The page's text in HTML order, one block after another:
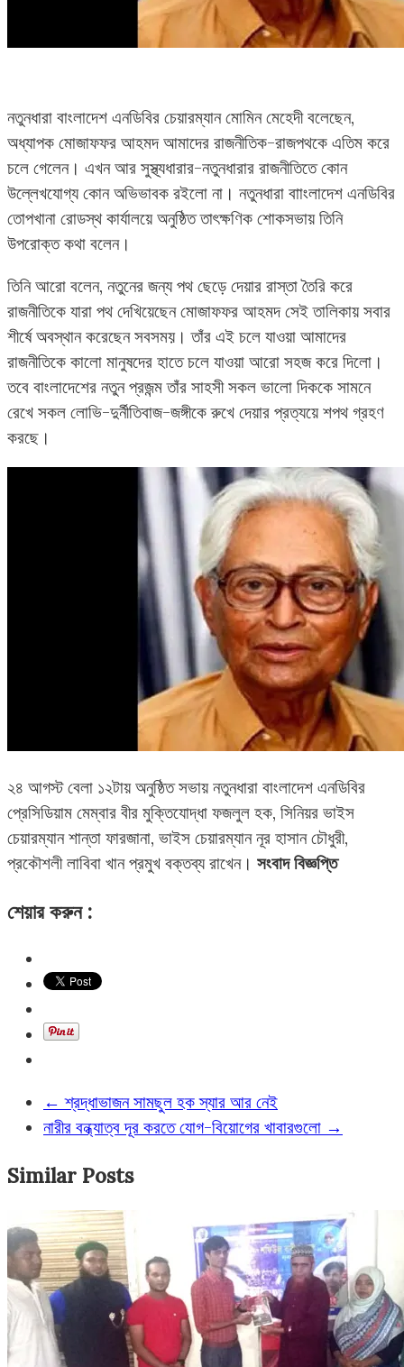
নতুনধারা বাংলাদেশ এনডিবির চেয়ারম্যান মোমিন মেহেদী বলেছেন,
অধ্যাপক মোজাফফর আহমদ আমাদের রাজনীতিক-রাজপথকে এতিম করে
চলে গেলেন। এখন আর সুস্থ্যধারার-নতুনধারার রাজনীতিতে কোন
উল্লেখযোগ্য কোন অভিভাবক রইলো না। নতুনধারা বাাংলাদেশ এনডিবির
তোপখানা রোডস্থ কার্যালয়ে অনুষ্ঠিত তাৎক্ষণিক শোকসভায় তিনি
উপরোক্ত কথা বলেন।
তিনি আরো বলেন, নতুনের জন্য পথ ছেড়ে দেয়ার রাস্তা তৈরি করে
রাজনীতিকে যারা পথ দেখিয়েছেন মোজাফফর আহমদ সেই তালিকায় সবার
শীর্ষে অবস্থান করেছেন সবসময়। তাঁর এই চলে যাওয়া আমাদের
রাজনীতিকে কালো মানুষদের হাতে চলে যাওয়া আরো সহজ করে দিলো।
তবে বাংলাদেশের নতুন প্রজন্ম তাঁর সাহসী সকল ভালো দিককে সামনে
রেখে সকল লোভি-দুর্নীতিবাজ-জঙ্গীকে রুখে দেয়ার প্রত্যয়ে শপথ গ্রহণ
করছে।
২৪ আগস্ট বেলা ১২টায় অনুষ্ঠিত সভায় নতুনধারা বাংলাদেশ এনডিবির
প্রেসিডিয়াম মেম্বার বীর মুক্তিযোদ্ধা ফজলুল হক, সিনিয়র ভাইস
চেয়ারম্যান শান্তা ফারজানা, ভাইস চেয়ারম্যান নূর হাসান চৌধুরী,
প্রকৌশলী লাবিবা খান প্রমুখ বক্তব্য রাখেন। সংবাদ বিজ্ঞপ্তি
শেয়ার করুন :
← শ্রদ্ধাভাজন সামছুল হক স্যার আর নেই
নারীর বন্ধ্যাত্ব দূর করতে যোগ-বিয়োগের খাবারগুলো →
Similar Posts